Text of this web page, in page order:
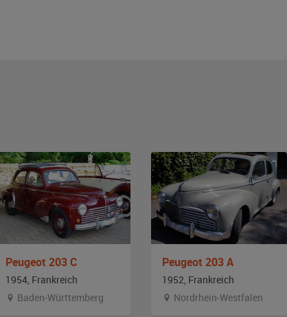
Peugeot 203 C
1954, Frankreich
Baden-Württemberg
Peugeot 203 A
1952, Frankreich
Nordrhein-Westfalen